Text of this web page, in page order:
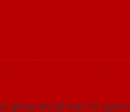
, ,
giống như gỗ thật. Vẻ